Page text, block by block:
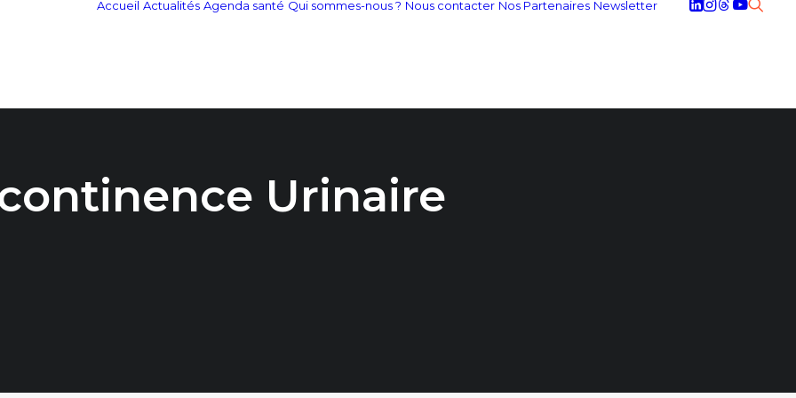
Accueil Actualités Agenda santé Qui sommes-nous ? Nous contacter Nos Partenaires Newsletter
Urinaire